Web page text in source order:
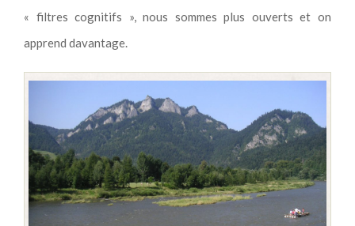
« filtres cognitifs », nous sommes plus ouverts et on
apprend davantage.